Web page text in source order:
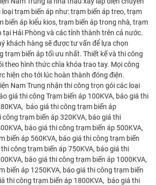
trạm biến áp như: trạm biến áp treo, trạm
biến áp kiểu kios, trạm biến áp trong nhà, trạm
tại Hải Phòng và các tỉnh thành trên cả nước.
khách hàng sẽ được tư vấn để lựa chọn
trạm biến áp tối ưu nhất. Thiết kế và thi công
theo hình thức chìa khóa trao tay. Mọi công
hiện cho tới lúc hoàn thành đóng điện.
Nam Trung nhận thi công trọn gói các loại
giá thi công Trạm biến áp 100KVA, báo giá thi
báo giá thi công trạm biến áp
trạm biến áp 320KVA, báo giá thi
báo giá thi công trạm biến áp 500KVA,
biến áp 560KVA, báo giá thi công trạm biến
công trạm biến áp 750KVA, báo giá thi
báo giá thi công trạm biến áp 1000KVA,
biến áp 1250KVA, báo giá thi công trạm biến
thi công trạm biến áp 1800KVA, báo giá thi